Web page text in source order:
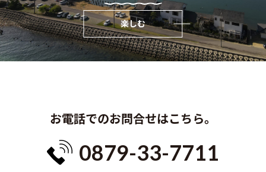
楽しむ
お電話でのお問合せはこちら。
0879-33-7711